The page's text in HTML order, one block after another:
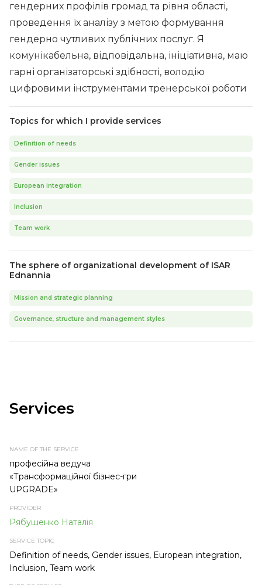
гендерних профілів громад та рівня області,
проведення їх аналізу з метою формування
гендерно чутливих публічних послуг. Я
комунікабельна, відповідальна, ініціативна, маю
гарні організаторські здібності, володію
цифровими інструментами тренерської роботи
Topics for which I provide services
Definition of needs
Gender issues
European integration
Inclusion
Team work
The sphere of organizational development of ISAR
Ednannia
Mission and strategic planning
Governance, structure and management styles
Services
NAME
SERVICE
PROVIDERSERVICE
професійна ведуча
«Трансформаційної бізнес-гри
UPGRADE»
Рябушенко Наталія
Definition of needs, Gender issues, European integration,
Inclusion, Team work